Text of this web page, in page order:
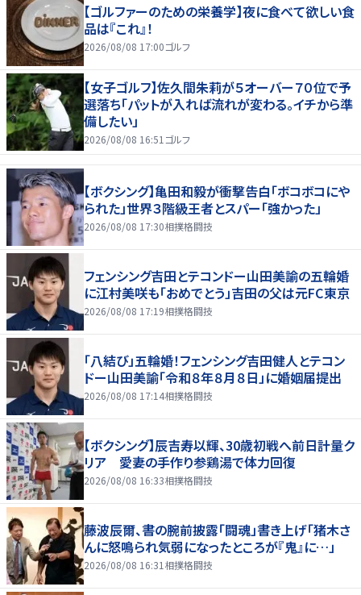
【ゴルファーのための栄養学】夜に食べて欲しい食
品は『これ』！
2026/08/08 17:00ゴルフ
【女子ゴルフ】佐久間朱莉が５オーバー７０位で予
選落ち「パットが入れば流れが変わる。イチから準
備したい」
2026/08/08 16:51 ゴルフ
【ボクシング】亀田和毅が衝撃告白「ボコボコにや
られた」世界３階級王者とスパー「強かった」
2026/08/08 17:30相撲格闘技
フェンシング吉田とテコンドー山田美諭の五輪婚
に江村美咲も「おめでとう」吉田の父は元FC東京
2026/08/08 17:19相撲格闘技
「八結び」五輪婚！フェンシング吉田健人とテコン
ドー山田美諭「令和８年８月８日」に婚姻届提出
2026/08/08 17:14相撲格闘技
【ボクシング】辰吉寿以輝、30歳初戦へ前日計量ク
リア 愛妻の手作り参鶏湯で体力回復
2026/08/08 16:33相撲格闘技
藤波辰爾、書の腕前披露「闘魂」書き上げ「猪木さ
んに怒鳴られ気弱になったところが『鬼』に…」
2026/08/08 16:31 相撲格闘技